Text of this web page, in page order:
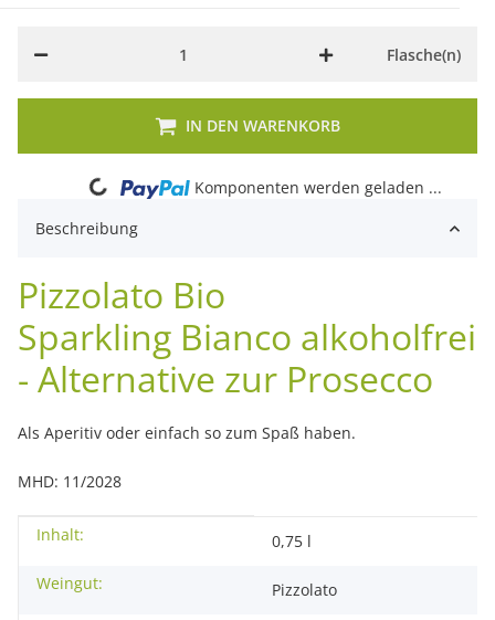
Flasche(n)
IN DEN WARENKORB
Loading...
Komponenten werden geladen ...
Beschreibung
Pizzolato Bio
Sparkling Bianco alkoholfrei
- Alternative zur Prosecco
Als Aperitiv oder einfach so zum Spaß haben.
MHD: 11/2028
Produkteigenschaft
Wert
Inhalt:
0,75 l
Weingut:
Pizzolato